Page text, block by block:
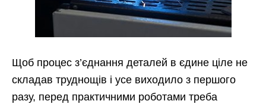
Щоб процес з’єднання деталей в єдине ціле не
складав труднощів і усе виходило з першого
разу, перед практичними роботами треба